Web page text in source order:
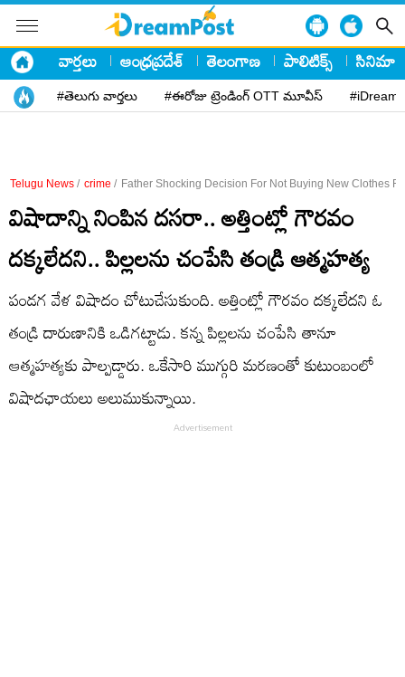
వార్తలు ఆంధ్రప్రదేశ్ తెలంగాణ పాలిటిక్స్ సినిమా
#తెలుగు వార్తలు #ఈరోజు ట్రెండింగ్ OTT మూవీస్
Telugu News / crime / Father Shocking Decision For Not Buying New Clothes
విషాదాన్ని నింపిన దసరా.. అత్తింట్లో గౌరవం
దక్కలేదని.. పిల్లలను చంపేసి తండ్రి ఆత్మహత్య
పండగ వేళ విషాదం చోటుచేసుకుంది. అత్తింట్లో గౌరవం దక్కలేదని ఓ
తండ్రి దారుణానికి ఒడిగట్టాడు. కన్న పిల్లలను చంపేసి తానూ
ఆత్మహత్యకు పాల్పడ్డారు. ఒకేసారి ముగ్గురి మరణంతో కుటుంబంలో
విషాదఛాయలు అలుముకున్నాయి.